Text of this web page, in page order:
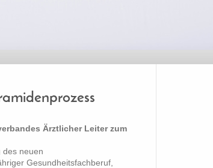
Ärztlicher Leiter zum
des neuen
Gesundheitsfachberuf,